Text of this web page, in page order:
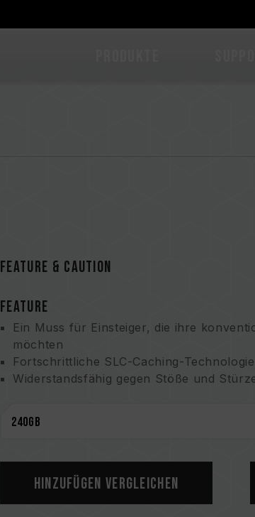
FEATURE & CAUTION
FEATURE
Ein Muss für Einsteiger, die ihre
möchten
Fortschrittliche SLC-Caching-Technologie
Widerstandsfähig gegen Stöße und
Hinzufügen Vergleichen